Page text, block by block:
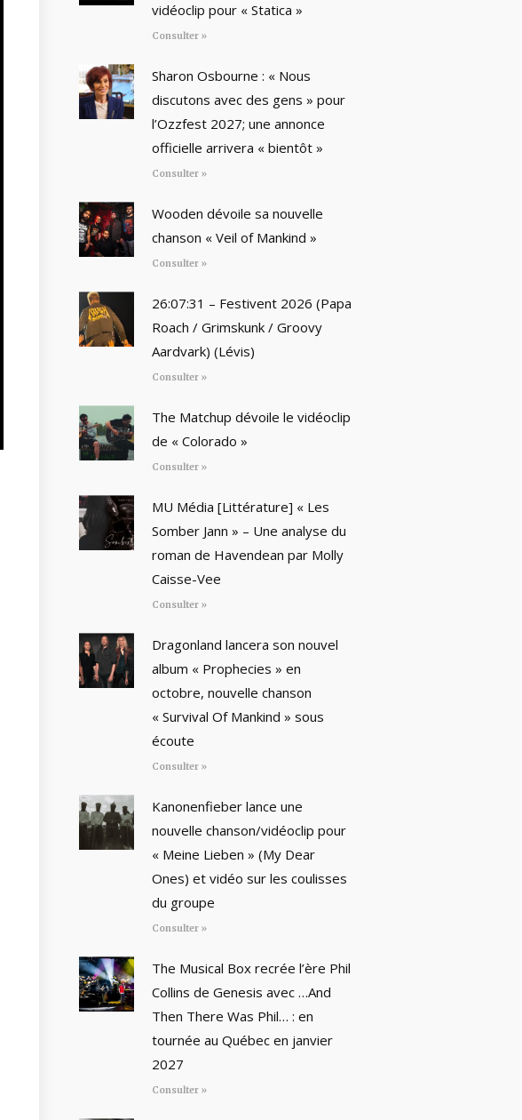
vidéoclip pour « Statica »
Consulter »
Sharon Osbourne : « Nous
discutons avec des gens » pour
l’Ozzfest 2027; une annonce
officielle arrivera « bientôt »
Consulter »
Wooden dévoile sa nouvelle
chanson « Veil of Mankind »
Consulter »
26:07:31 – Festivent 2026 (Papa
Roach / Grimskunk / Groovy
Aardvark) (Lévis)
Consulter »
The Matchup dévoile le vidéoclip
de « Colorado »
Consulter »
MU Média [Littérature] « Les
Somber Jann » – Une analyse du
roman de Havendean par Molly
Caisse-Vee
Consulter »
Dragonland lancera son nouvel
album « Prophecies » en
octobre, nouvelle chanson
« Survival Of Mankind » sous
écoute
Consulter »
Kanonenfieber lance une
nouvelle chanson/vidéoclip pour
« Meine Lieben » (My Dear
Ones) et vidéo sur les coulisses
du groupe
Consulter »
The Musical Box recrée l’ère Phil
Collins de Genesis avec …And
Then There Was Phil… : en
tournée au Québec en janvier
2027
Consulter »